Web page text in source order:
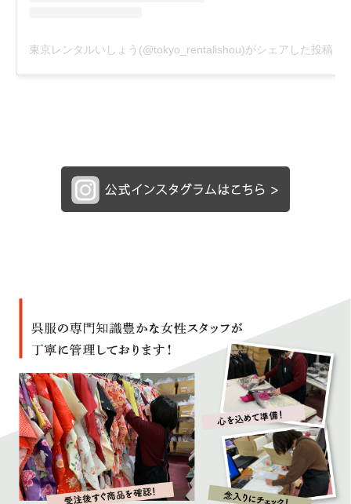
東京レンタルいしょう(@tokyo_rentalishou)がシェアした投稿